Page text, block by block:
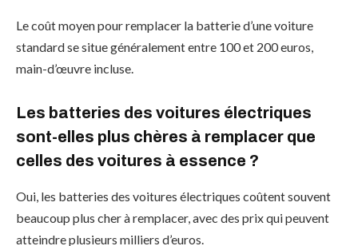
Le coût moyen pour remplacer la batterie d’une voiture
standard se situe généralement entre 100 et 200 euros,
main-d’œuvre incluse.
Les batteries des voitures électriques
sont-elles plus chères à remplacer que
celles des voitures à essence ?
Oui, les batteries des voitures électriques coûtent souvent
beaucoup plus cher à remplacer, avec des prix qui peuvent
atteindre plusieurs milliers d’euros.